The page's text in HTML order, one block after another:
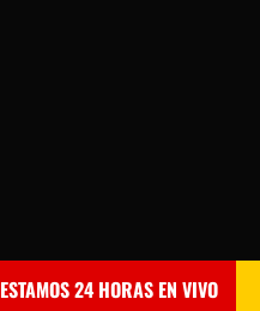
ESTAMOS 24 HORAS EN VIVO